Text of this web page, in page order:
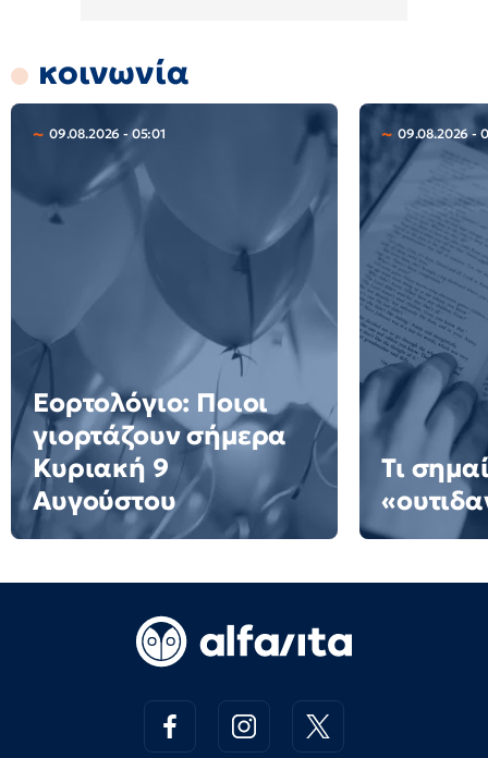
κοινωνία
09.08.2026 - 05:01
Εορτολόγιο: Ποιοι
γιορτάζουν σήμερα
Κυριακή 9
Αυγούστου
09.08.2026 -
Τι